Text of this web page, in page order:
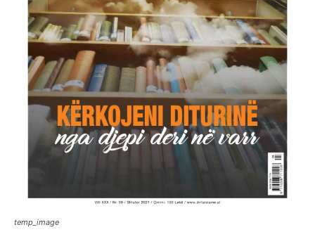
temp_image